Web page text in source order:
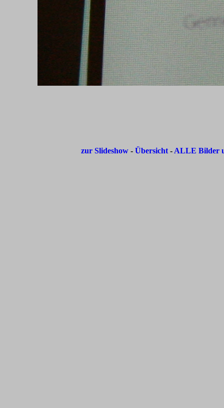
zur Slideshow- Übersicht - ALLE Bilder